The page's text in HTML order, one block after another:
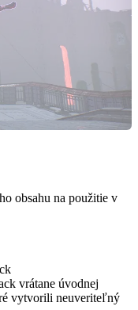
obsahu na použitie v
vrátane úvodnej
vytvorili neuveriteľný